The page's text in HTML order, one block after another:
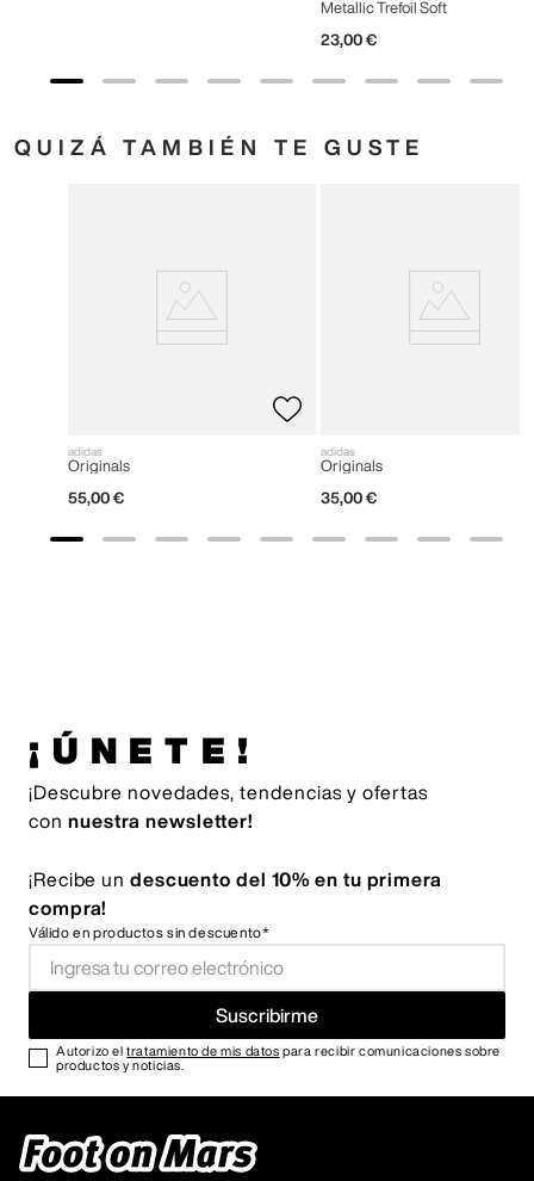
Metallic Trefoil Soft
23,00 €
QUIZÁ TAMBIÉN TE GUSTE
adidas
Originals
55,00 €
adidas
Originals
35,00 €
¡ÚNETE!
¡Descubre novedades, tendencias y ofertas
con nuestra newsletter!
¡Recibe un descuento del 10% en tu primera
compra!
Válido en productos sin descuento*
Suscribirme
Autorizo eltratamiento de mis datos para recibir comunicaciones sobre
productos y noticias.